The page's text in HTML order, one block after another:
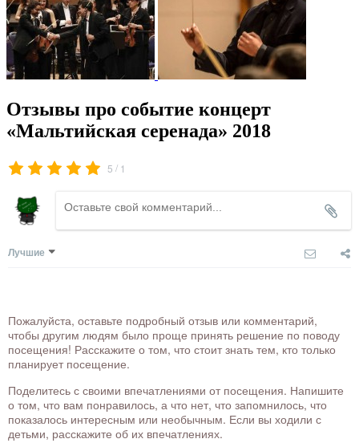
Отзывы про событие концерт
«Мальтийская серенада» 2018
5 / 1
Лучшие
Пожалуйста, оставьте подробный отзыв или комментарий,
чтобы другим людям было проще принять решение по поводу
посещения! Расскажите о том, что стоит знать тем, кто только
планирует посещение.
Поделитесь с своими впечатлениями от посещения. Напишите
о том, что вам понравилось, а что нет, что запомнилось, что
показалось интересным или необычным. Если вы ходили с
детьми, расскажите об их впечатлениях.